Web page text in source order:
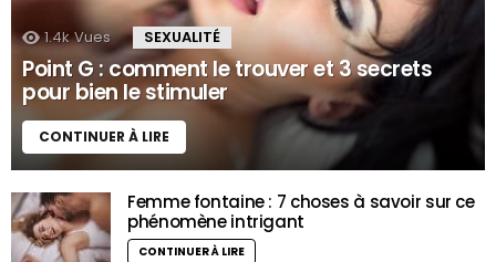
1.4k Vues SEXUALITÉ
Point G : comment le trouver et 3 secrets
pour bien le stimuler
CONTINUER À LIRE
Femme fontaine : 7 choses à savoir sur ce
phénomène intrigant
CONTINUER À LIRE